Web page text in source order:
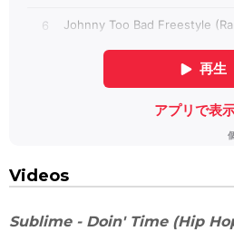
Videos
Sublime - Doin' Time (Hip